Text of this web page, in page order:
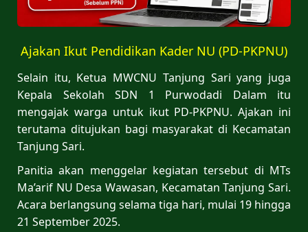
Ajakan Ikut Pendidikan Kader NU (PD-PKPNU)
Selain itu, Ketua MWCNU Tanjung Sari yang juga
Kepala Sekolah SDN 1 Purwodadi Dalam itu
mengajak warga untuk ikut PD-PKPNU. Ajakan ini
terutama ditujukan bagi masyarakat di Kecamatan
Tanjung Sari.
Panitia akan menggelar kegiatan tersebut di MTs
Ma’arif NU Desa Wawasan, Kecamatan Tanjung Sari.
Acara berlangsung selama tiga hari, mulai 19 hingga
21 September 2025.